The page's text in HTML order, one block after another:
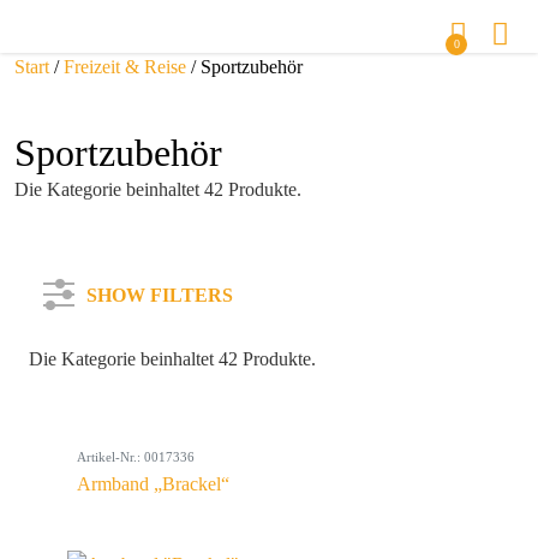
0
Start /Freizeit & Reise / Sportzubehör
Sportzubehör
Die Kategorie beinhaltet 42 Produkte.
SHOW FILTERS
Farbe
Die Kategorie beinhaltet 42 Produkte.
Artikel-Nr.: 0017336
Armband „Brackel“